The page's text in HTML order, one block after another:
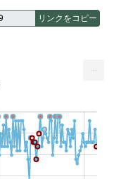
リンクをコピー
...